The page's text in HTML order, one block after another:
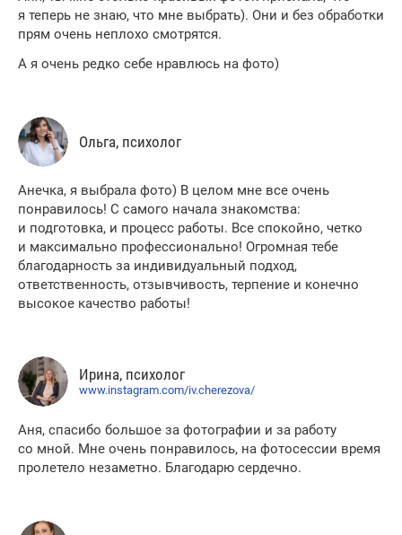
я теперь не знаю, что мне выбрать). Они и без обработки
прям очень неплохо смотрятся.
А я очень редко себе нравлюсь на фото)
Ольга, психолог
Анечка, я выбрала фото) В целом мне все очень
понравилось! С самого начала знакомства:
и подготовка, и процесс работы. Все спокойно, четко
и максимально профессионально! Огромная тебе
благодарность за индивидуальный подход,
ответственность, отзывчивость, терпение и конечно
высокое качество работы!
Ирина, психолог
www.instagram.com/iv.cherezova/
Аня, спасибо большое за фотографии и за работу
со мной. Мне очень понравилось, на фотосессии время
пролетело незаметно. Благодарю сердечно.